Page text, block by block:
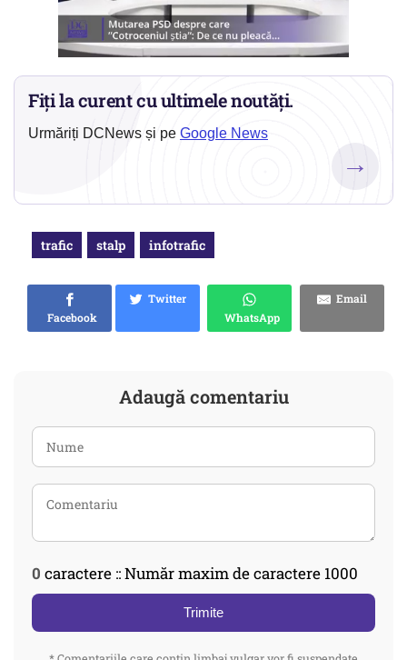
Fiți la curent cu ultimele noutăți.
Urmăriți DCNews și pe Google News
→
trafic stalp infotrafic
Facebook
Twitter
WhatsApp
Email
Adaugă comentariu
0 caractere :: Număr maxim de caractere 1000
Trimite